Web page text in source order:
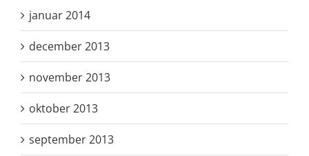
januar 2014
december 2013
november 2013
oktober 2013
september 2013